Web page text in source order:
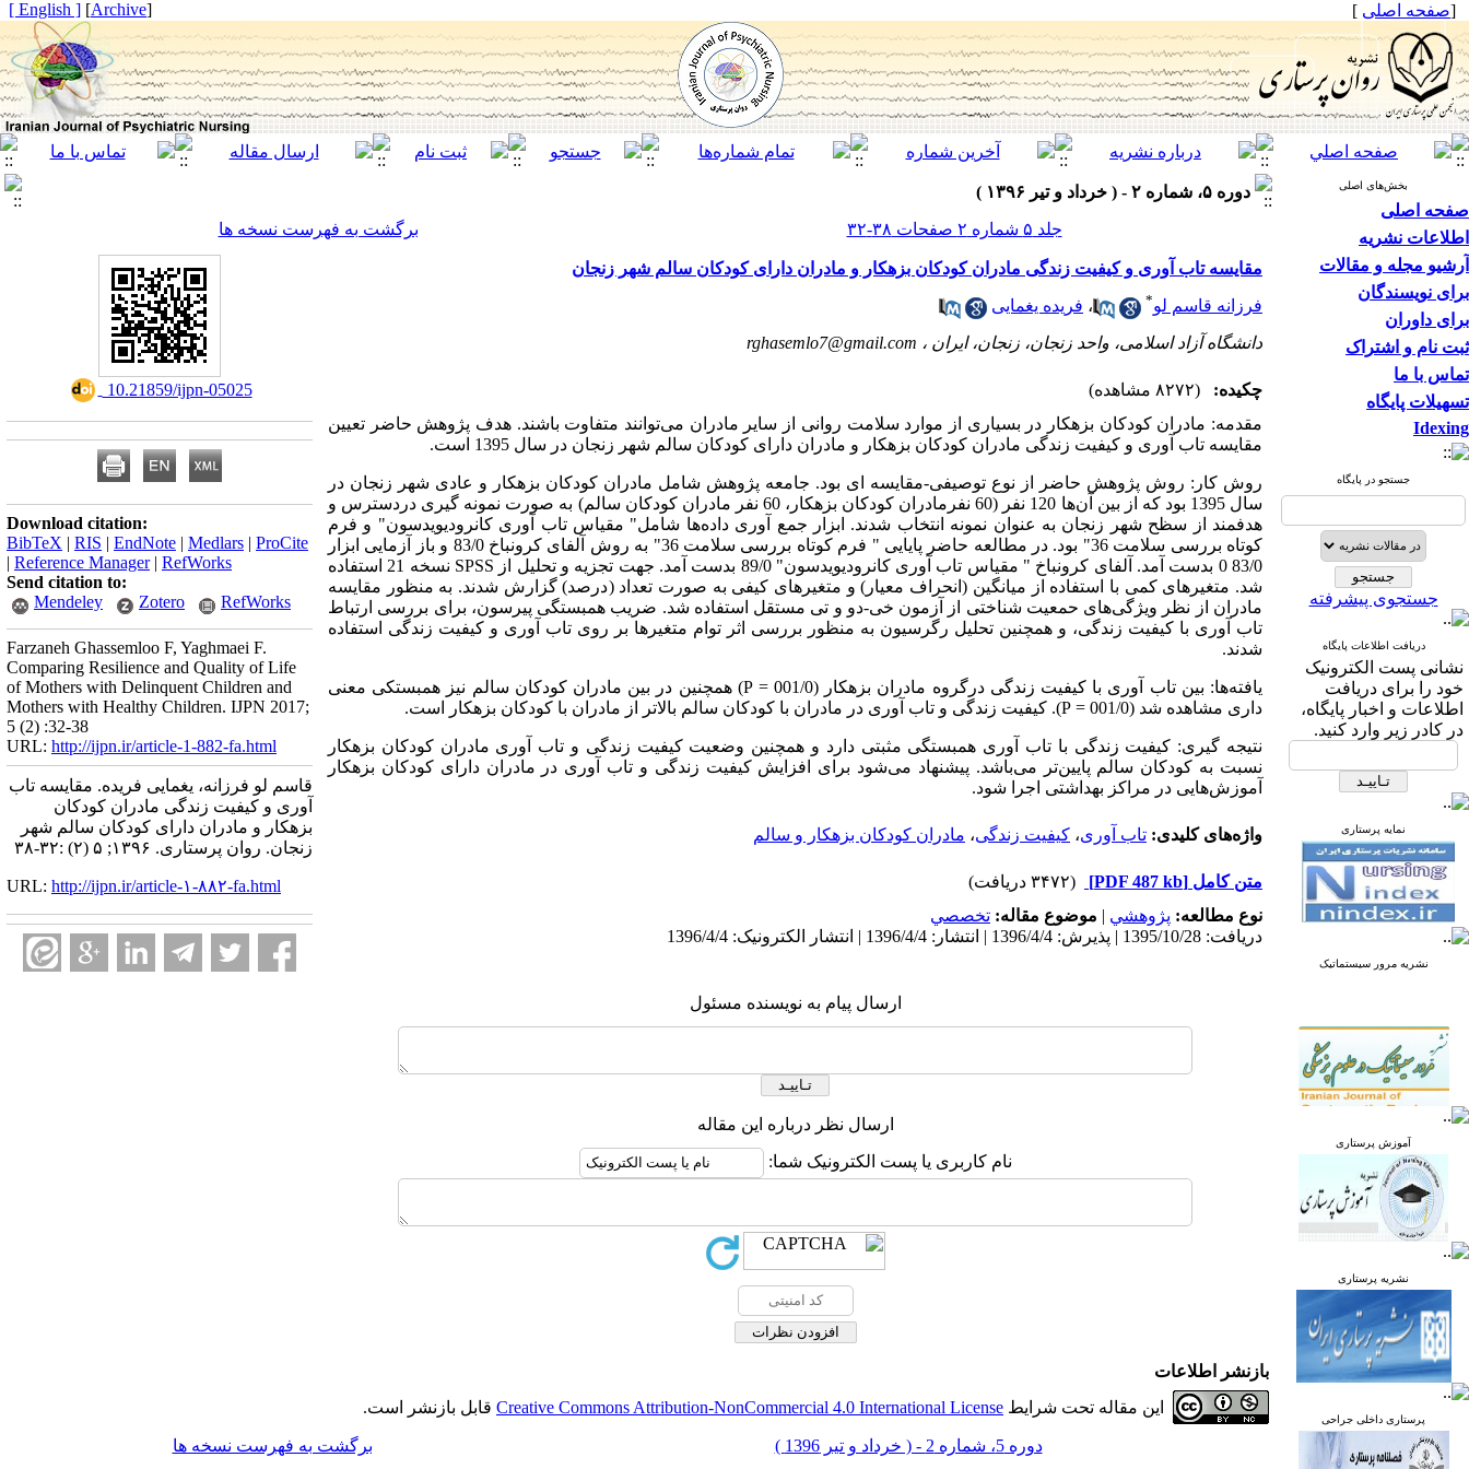
[صفحه اصلی ]
[
Archive
]
[ English ]
بخش‌های اصلی
صفحه اصلی
اطلاعات نشریه
آرشیو مجله و مقالات
برای نویسندگان
برای داوران
ثبت نام و اشتراک
تماس با ما
تسهیلات پایگاه
Idexing
جستجو در پایگاه
جستجوی پیشرفته
دریافت اطلاعات پایگاه
نشانی پست الکترونیک
خود را برای دریافت
اطلاعات و اخبار پایگاه،
در کادر زیر وارد کنید.
نمایه پرستاری
نشریه مرور سیستماتیک
آموزش پرستاری
نشریه پرستاری
پرستاری داخلی جراحی
دوره ۵، شماره ۲ - ( خرداد و تیر ۱۳۹۶ )
جلد ۵ شماره ۲ صفحات ۳۸-۳۲
برگشت به فهرست نسخه ها
مقایسه تاب آوری و کیفیت زندگی مادران کودکان بزهکار و مادران دارای کودکان سالم شهر زنجان
فرزانه قاسم لو* ، فریده یغمایی
دانشگاه آزاد اسلامی، واحد زنجان، زنجان، ایران ، rghasemlo7@gmail.com
چکیده:
(۸۲۷۲ مشاهده)
مقدمه: مادران کودکان بزهکار در بسیاری از موارد سلامت روانی از سایر مادران می‌توانند متفاوت باشند. هدف پژوهش حاضر تعیین
مقایسه تاب آوری و کیفیت زندگی مادران کودکان بزهکار و مادران دارای کودکان سالم شهر زنجان در سال 1395 است.
روش کار: روش پژوهش حاضر از نوع توصیفی-مقایسه ای بود. جامعه پژوهش شامل مادران کودکان بزهکار و عادی شهر زنجان در
سال 1395 بود که از بین آن‌ها 120 نفر (60 نفرمادران کودکان بزهکار، 60 نفر مادران کودکان سالم) به صورت نمونه گیری دردسترس و
هدفمند از سظح شهر زنجان به عنوان نمونه انتخاب شدند. ابزار جمع آوری داده‌ها شامل" مقیاس تاب آوری کانرودیویدسون" و فرم
کوتاه بررسی سلامت 36" بود. در مطالعه حاضر پایایی " فرم کوتاه بررسی سلامت 36" به روش آلفای کرونباخ 83/0 و باز آزمایی ابزار
83/0 0 بدست آمد. آلفای کرونباخ " مقیاس تاب آوری کانرودیویدسون" 89/0 بدست آمد. جهت تجزیه و تحلیل از SPSS نسخه 21 استفاده
شد. متغیرهای کمی با استفاده از میانگین (انحراف معیار) و متغیرهای کیفی به صورت تعداد (درصد) گزارش شدند. به منظور مقایسه
مادران از نظر ویژگی‌های حمعیت شناختی از آزمون خی-دو و تی مستقل استفاده شد. ضریب همبستگی پیرسون، برای بررسی ارتباط
تاب آوری با کیفیت زندگی، و همچنین تحلیل رگرسیون به منظور بررسی اثر توام متغیرها بر روی تاب آوری و کیفیت زندگی استفاده
شدند.
یافته‌ها: بین تاب آوری با کیفیت زندگی درگروه مادران بزهکار (001/0 = P) همچنین در بین مادران کودکان سالم نیز همبستکی معنی
داری مشاهده شد (001/0 = P). کیفیت زندگی و تاب آوری در مادران با کودکان سالم بالاتر از مادران با کودکان بزهکار است.
نتیجه گیری: کیفیت زندگی با تاب آوری همبستگی مثبتی دارد و همچنین وضعیت کیفیت زندگی و تاب آوری مادران کودکان بزهکار
نسبت به کودکان سالم پایین‌تر می‌باشد. پیشنهاد می‌شود برای افزایش کیفیت زندگی و تاب آوری در مادران دارای کودکان بزهکار
آموزش‌هایی در مراکز بهداشتی اجرا شود.
واژه‌های کلیدی: تاب آوری، کیفیت زندگی، مادران کودکان بزهکار و سالم
متن کامل [PDF 487 kb]
(۳۴۷۲ دریافت)
نوع مطالعه: پژوهشي | موضوع مقاله: تخصصي
دریافت: 1395/10/28 | پذیرش: 1396/4/4 | انتشار: 1396/4/4 | انتشار الکترونیک: 1396/4/4
ارسال پیام به نویسنده مسئول
ارسال نظر درباره این مقاله
نام کاربری یا پست الکترونیک شما:
‎ 10.21859/ijpn-05025
Download citation:
BibTeX | RIS | EndNote | Medlars | ProCite
| Reference Manager| RefWorks
Send citation to:
Mendeley
Zotero RefWorks
Farzaneh Ghassemloo F, Yaghmaei F.
Comparing Resilience and Quality of Life
of Mothers with Delinquent Children and
Mothers with Healthy Children. IJPN 2017;
5 (2) :32-38
URL: http://ijpn.ir/article-1-882-fa.html
قاسم لو فرزانه، یغمایی فریده. مقایسه تاب
آوری و کیفیت زندگی مادران کودکان
بزهکار و مادران دارای کودکان سالم شهر
زنجان. روان پرستاری. ۱۳۹۶; ۵ (۲) :۳۲-۳۸
URL: http://ijpn.ir/article-۱-۸۸۲-fa.html
بازنشر اطلاعات
این مقاله تحت شرایط Creative Commons Attribution-NonCommercial 4.0 International License قابل بازنشر است.
دوره 5، شماره 2 - ( خرداد و تیر 1396 ) برگشت به فهرست نسخه ها